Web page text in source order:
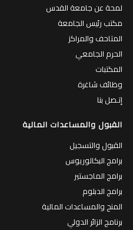
لمحة عن جامعة القدس
مكتب رئيس الجامعة
المتاحف والمراكز
الحرم الجامعي
المكتبات
وظائف شاغرة
إتـصل بنا
القبول والمساعدات المالية
القبول والتسجيل
برامج البكالوريوس
برامج الماجستير
برامج الدبلوم
المنح والمساعدات المالية
برنامج الزائر الدولي